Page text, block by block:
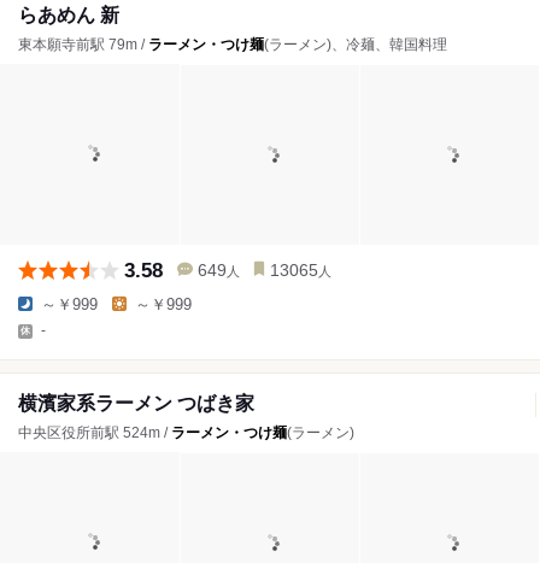
らあめん 新
東本願寺前駅 79m / ラーメン・つけ麺(ラーメン)、冷麺、韓国料理
3.58 649 人 13065 人
～￥999 ～￥999
-
横濱家系ラーメン つばき家
中央区役所前駅 524m / ラーメン・つけ麺(ラーメン)